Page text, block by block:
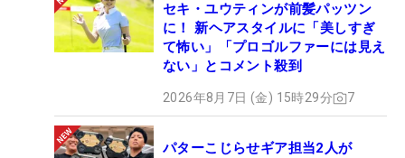
セキ・ユウティンが前髪パッツン
に！ 新ヘアスタイルに「美しすぎ
て怖い」「プロゴルファーには見え
ない」とコメント殺到
2026年8月7日 (金) 15時29分 7
パターこじらせギア担当2人が